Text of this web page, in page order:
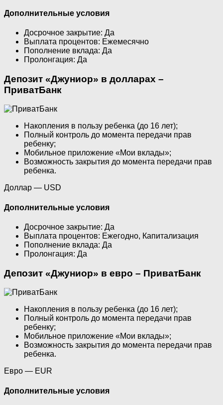
Дополнительные условия
Досрочное закрытие: Да
Выплата процентов: Ежемесячно
Пополнение вклада: Да
Пролонгация: Да
Депозит «Джуниор» в долларах –
ПриватБанк
Накопления в пользу ребенка (до 16 лет);
Полный контроль до момента передачи прав
ребенку;
Мобильное приложение «Мои вклады»;
Возможность закрытия до момента передачи прав
ребенка.
Доллар — USD
Дополнительные условия
Досрочное закрытие: Да
Выплата процентов: Ежегодно, Капитализация
Пополнение вклада: Да
Пролонгация: Да
Депозит «Джуниор» в евро – ПриватБанк
Накопления в пользу ребенка (до 16 лет);
Полный контроль до момента передачи прав
ребенку;
Мобильное приложение «Мои вклады»;
Возможность закрытия до момента передачи прав
ребенка.
Евро — EUR
Дополнительные условия